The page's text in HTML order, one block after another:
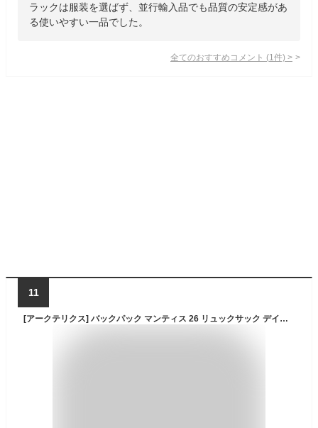
ラックは服装を選ばず、並行輸入品でも品質の安定感があ
る使いやすい一品でした。
全てのおすすめコメント (1 件) >
11
[アークテリクス] バックパック マンティス 26 リュックサック デイパック 軽量 通勤 コンパクト トラベル トレイル アウトドア X000010643 Black ONE_SIZE [並行輸入品]